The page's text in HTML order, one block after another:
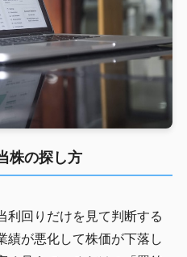
株の探し方
利回りだけを見て判断する
績が悪化して株価が下落し